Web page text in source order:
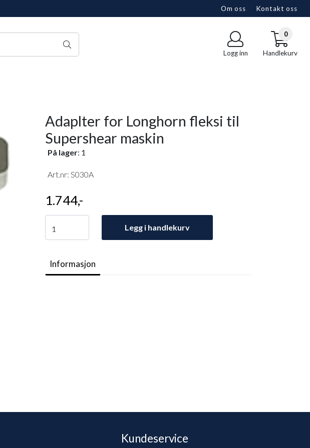
Om oss Kontakt oss
Logg inn
0
Handlekurv
Adaplter for Longhorn fleksi til
Supershear maskin
På lager: 1
Art.nr: S030A
1.744,-
Legg i handlekurv
Informasjon
Kundeservice